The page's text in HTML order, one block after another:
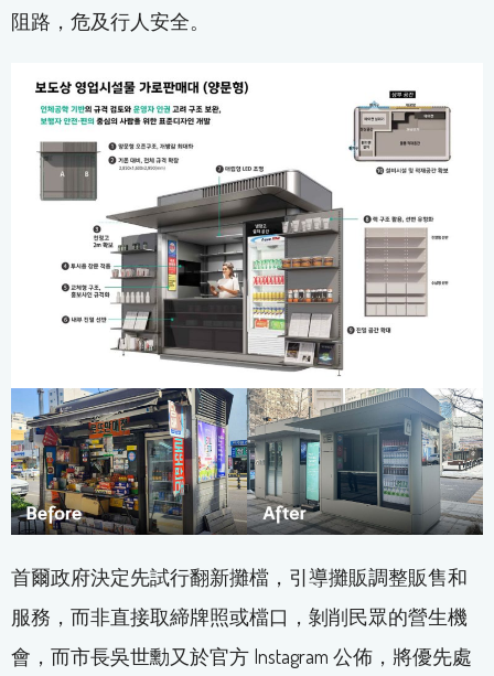
阻路，危及行人安全。
首爾政府決定先試行翻新攤檔，引導攤販調整販售和
服務，而非直接取締牌照或檔口，剝削民眾的營生機
會，而市長吳世勳又於官方 Instagram 公佈，將優先處